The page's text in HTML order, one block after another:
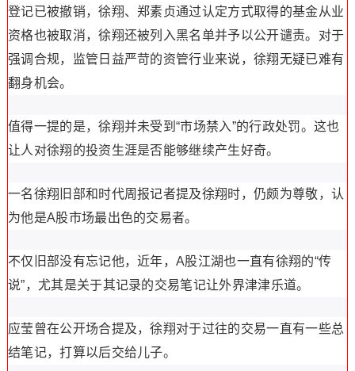
登记已被撤销，徐翔、郑素贞通过认定方式取得的基金从业
资格也被取消，徐翔还被列入黑名单并予以公开谴责。对于
强调合规，监管日益严苛的资管行业来说，徐翔无疑已难有
翻身机会。
值得一提的是，徐翔并未受到“市场禁入”的行政处罚。这也
让人对徐翔的投资生涯是否能够继续产生好奇。
一名徐翔旧部和时代周报记者提及徐翔时，仍颇为尊敬，认
为他是A股市场最出色的交易者。
不仅旧部没有忘记他，近年，A股江湖也一直有徐翔的“传
说”，尤其是关于其记录的交易笔记让外界津津乐道。
应莹曾在公开场合提及，徐翔对于过往的交易一直有一些总
结笔记，打算以后交给儿子。